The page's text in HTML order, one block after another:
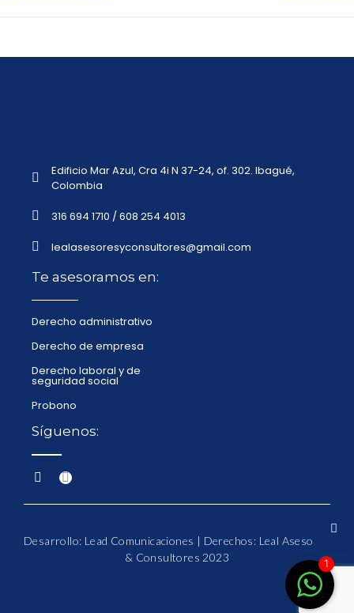
Edificio Mar Azul, Cra 4i N 37-24, of. 302. Ibagué,
Colombia
316 694 1710 / 608 254 4013
lealasesoresyconsultores@gmail.com
Te asesoramos en:
Derecho administrativo
Derecho de empresa
Derecho laboral y de
seguridad social
Probono
Síguenos:
Desarrollo: Lead Comunicaciones | Derechos: Leal Asesores
& Consultores 2023
1